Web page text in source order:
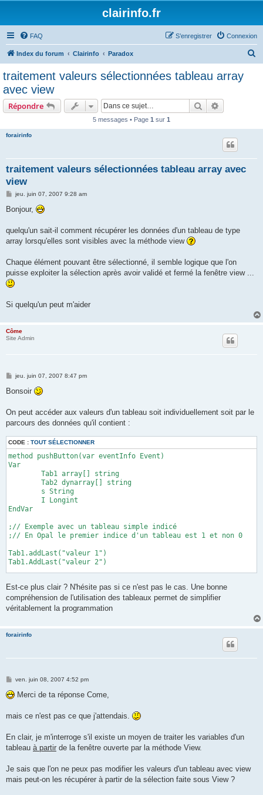
clairinfo.fr
FAQ Connexion
S’enregistrer
Index du forum Clairinfo Paradox
traitement valeurs sélectionnées tableau array
avec view
Répondre Rechercher
5 messages • Page 1 sur 1
forairinfo
traitement valeurs sélectionnées tableau array avec
view
M
s
g
jeu. juin 07, 2007 9:28 am
Bonjour,
quelqu'un sait-il comment récupérer les données d'un tableau de type
array lorsqu'elles sont visibles avec la méthode view
Chaque élément pouvant être sélectionné, il semble logique que l'on
puisse exploiter la sélection après avoir validé et fermé la fenêtre view ...
Si quelqu'un peut m'aider
Côme
Site Admin
M
s
g
jeu. juin 07, 2007 8:47 pm
Bonsoir
On peut accéder aux valeurs d'un tableau soit individuellement soit par le
parcours des données qu'il contient :
CODE : TOUT SÉLECTIONNER
method pushButton(var eventInfo Event)
Var
EndVar
;// Exemple avec un tableau simple indicé
;// En Opal le premier indice d'un tableau est 1 et non 0
Tab1.addLast("valeur 1")
Tab1.AddLast("valeur 2")
msginfo("Vue de Tab1[2]",Tab1[2])
;// Exemple avec un tableau associatif (Clé => valeur)
Tab2["Test1"] = "Ma valeur 1"
Tab2.view() ;// <= uniquement en lecture !
msgInfo("Vue de Tab2[Test2]",Tab2["Test2"])
;// Exemples de parcours de tableaux
msginfo("Message :","Exemple de parcours d'un tableau indicé")
For I from 1 to Tab1.size()
	msgInfo("Vue de la valeur "+StrVal(I),Tab1[I])
msginfo("Message :","Exemple de parcours d'un tableau
Est-ce plus clair ? N'hésite pas si ce n'est pas le cas. Une bonne
compréhension de l'utilisation des tableaux permet de simplifier
véritablement la programmation
forairinfo
M
s
s
g
ven. juin 08, 2007 4:52 pm
Merci de ta réponse Come,
mais ce n'est pas ce que j'attendais.
En clair, je m'interroge s'il existe un moyen de traiter les variables d'un
tableau à partir de la fenêtre ouverte par la méthode View.
Je sais que l'on ne peux pas modifier les valeurs d'un tableau avec view
mais peut-on les récupérer à partir de la sélection faite sous View ?